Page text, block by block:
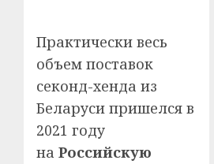
Практически весь
объем поставок
секонд-хенда из
Беларуси пришелся в
2021 году
на Российскую